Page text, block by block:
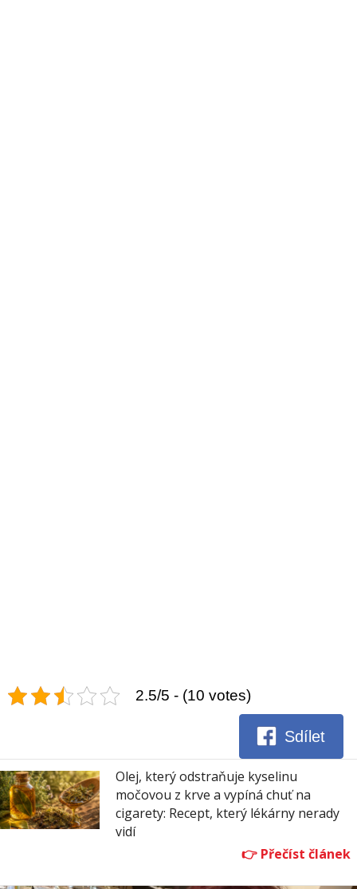
2.5/5 - (10 votes)
Sdílet
Olej, který odstraňuje kyselinu
močovou z krve a vypíná chuť na
cigarety: Recept, který lékárny nerady
vidí